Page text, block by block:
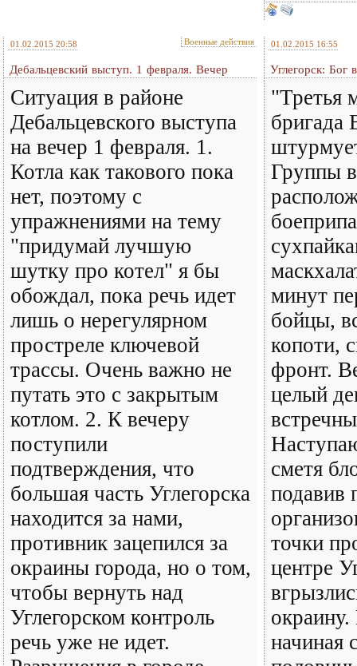
01.02.2015 20:58 Военные действия
Дебальцевский выступ. 1 февраля. Вечер
Ситуация в районе
Дебальцевского выступа
на вечер 1 февраля. 1.
Котла как такового пока
нет, поэтому с
упражнениями на тему
"придумай лучшую
шутку про котел" я бы
обождал, пока речь идет
лишь о нерегулярном
простреле ключевой
трассы. Очень важно не
путать это с закрытым
котлом. 2. К вечеру
поступили
подтверждения, что
большая часть Углегорска
находится за нами,
противник зацепился за
окраины города, но о том,
чтобы вернуть над
Углегорском контроль
речь уже не идет.
01.02.2015 16:55
Углегорск: Бог
"Третья
Группы
минут
бойцы,
копоти,
фронт.
целый
сметя
подавив
точки
центре
начиная